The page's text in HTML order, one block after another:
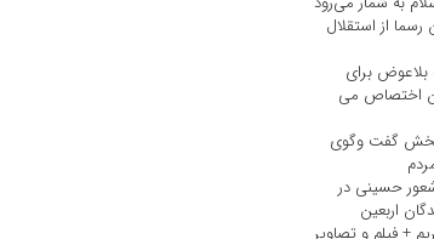
رسما از استقلال
برای
اختصاص می
پخش گفت‌ وگوی
حسینی در
اربعین
+ فیلم و تصاویر